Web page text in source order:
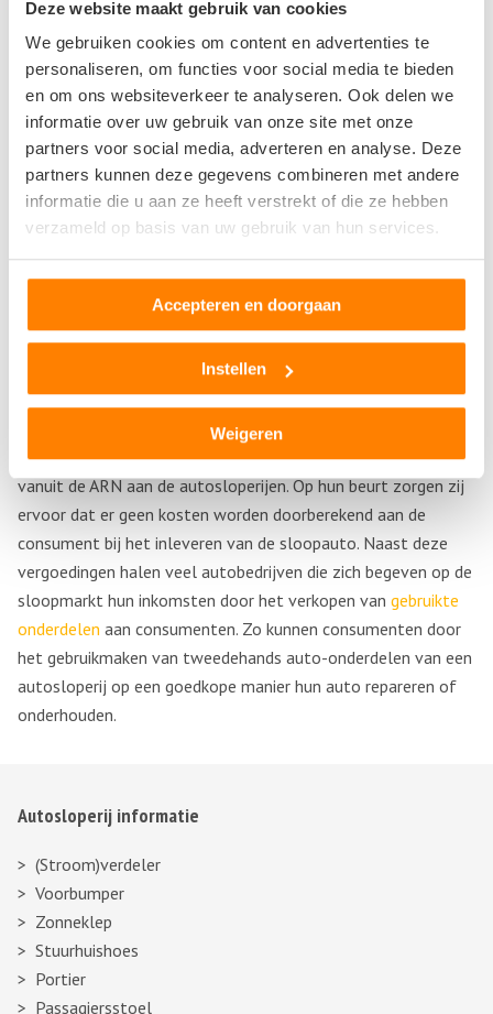
Deze website maakt gebruik van cookies
We gebruiken cookies om content en advertenties te
personaliseren, om functies voor social media te bieden
en om ons websiteverkeer te analyseren. Ook delen we
informatie over uw gebruik van onze site met onze
partners voor social media, adverteren en analyse. Deze
partners kunnen deze gegevens combineren met andere
informatie die u aan ze heeft verstrekt of die ze hebben
verzameld op basis van uw gebruik van hun services.
Accepteren en doorgaan
Instellen
Weigeren
materialen. Bij Auto Recycling Nederland werken alle schakels
uit de Nederlandse autosector vrijwillig samen. Samen zorgen
ze ervoor dat 95% van een auto wordt gerecycled. Dit
percentage bestaat uit 85% dat als product of materiaal
moet worden hergebruikt en 10% waarvoor een nuttige
toepassing moet worden gevonden.
Autobedrijven met sloopwerkzaamheden
Autobedrijven die zich bezighouden met
sloopwerkzaamheden leveren dus een grote bijdrage aan het
zo goed mogelijk hergebruiken van een afgedankte auto. De
onderdelen die vanuit een autosloperij worden geleverd
worden gebruikt om nieuwe producten van te maken of
wanneer ze nog in een goede staat zijn, verwerkt in
bestaande auto’s. Afhankelijk van het gewicht van het
gedemonteerde materiaal wordt een bepaalde prijs betaald
vanuit de ARN aan de autosloperijen. Op hun beurt zorgen zij
ervoor dat er geen kosten worden doorberekend aan de
consument bij het inleveren van de sloopauto. Naast deze
vergoedingen halen veel autobedrijven die zich begeven op de
sloopmarkt hun inkomsten door het verkopen van gebruikte
onderdelen aan consumenten. Zo kunnen consumenten door
het gebruikmaken van tweedehands auto-onderdelen van een
autosloperij op een goedkope manier hun auto repareren of
onderhouden.
Autosloperij informatie
(Stroom)verdeler
Voorbumper
Zonneklep
Stuurhuishoes
Portier
Passagiersstoel